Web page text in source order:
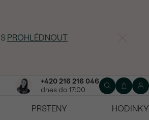
PROHLÉDNOUT
+420 216 216 046
dnes do 17:00
PRSTENY
HODINKY